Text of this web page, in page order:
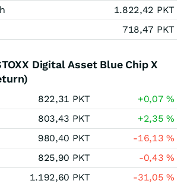
1.822,42 PKT
718,47 PKT
Digital Asset Blue Chip X
822,31 PKT +0,07%
803,43 PKT +2,35%
980,40 PKT -16,13%
825,90 PKT -0,43%
1.192,60 PKT -31,05%